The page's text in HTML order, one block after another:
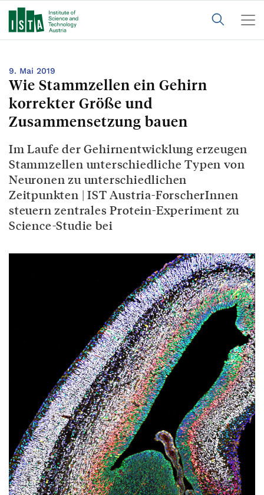
9. Mai 2019
Wie Stammzellen ein Gehirn
korrekter Größe und
Zusammensetzung bauen
Im Laufe der Gehirnentwicklung erzeugen
Stammzellen unterschiedliche Typen von
Neuronen zu unterschiedlichen
Zeitpunkten | IST Austria-ForscherInnen
steuern zentrales Protein-Experiment zu
Science-Studie bei